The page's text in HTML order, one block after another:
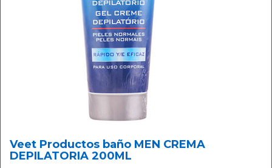
Veet Productos baño MEN CREMA
DEPILATORIA 200ML